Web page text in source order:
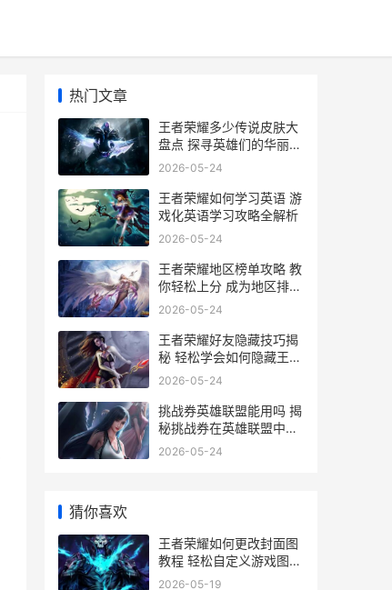
热门文章
王者荣耀多少传说皮肤大
盘点 探寻英雄们的华丽变
身
2026-05-24
王者荣耀如何学习英语 游
戏化英语学习攻略全解析
2026-05-24
王者荣耀地区榜单攻略 教
你轻松上分 成为地区排行
榜高手
2026-05-24
王者荣耀好友隐藏技巧揭
秘 轻松学会如何隐藏王者
荣耀的好友
2026-05-24
挑战券英雄联盟能用吗 揭
秘挑战券在英雄联盟中的
适用性及使用攻略
2026-05-24
猜你喜欢
王者荣耀如何更改封面图
教程 轻松自定义游戏图标
提升游戏个性
2026-05-19